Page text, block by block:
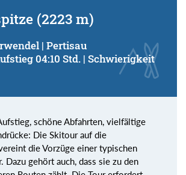
(2223 m)
| Pertisau
04:10 Std. | Schwierigkeit
schöne Abfahrten, vielfältige
Die Skitour auf die
die Vorzüge einer typischen
Dazu gehört auch, dass sie zu den